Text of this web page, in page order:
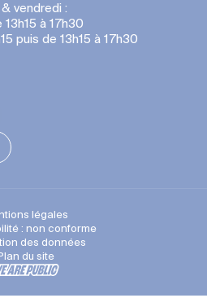
vendredi :
à 17h30
puis de 13h15 à 17h30
légales
: non conforme
des données
du site